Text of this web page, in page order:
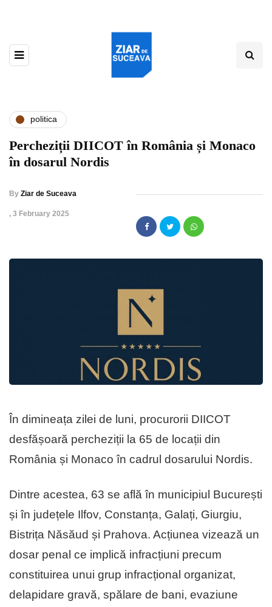
politica
Percheziții DIICOT în România și Monaco
în dosarul Nordis
By Ziar de Suceava
, 3 February 2025
În dimineața zilei de luni, procurorii DIICOT
desfășoară percheziții la 65 de locații din
România și Monaco în cadrul dosarului Nordis.
Dintre acestea, 63 se află în municipiul București
și în județele Ilfov, Constanța, Galați, Giurgiu,
Bistrița Năsăud și Prahova. Acțiunea vizează un
dosar penal ce implică infracțiuni precum
constituirea unui grup infracțional organizat,
delapidare gravă, spălare de bani, evaziune